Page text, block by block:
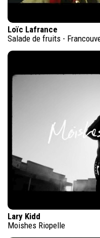
Loïc Lafrance
Salade de fruits -
Lary Kidd
Moishes Riopelle